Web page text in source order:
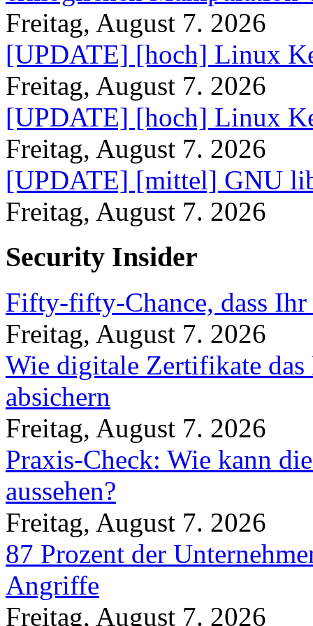
Freitag, August 7. 2026
[UPDATE] [hoch] Linux
Freitag, August 7. 2026
[UPDATE] [hoch] Linux
Freitag, August 7. 2026
[UPDATE] [mittel] GNU
Freitag, August 7. 2026
Security Insider
Fifty-fifty-Chance, dass
Freitag, August 7. 2026
Wie digitale Zertifikate
absichern
Freitag, August 7. 2026
Praxis-Check: Wie kann
aussehen?
Freitag, August 7. 2026
87 Prozent der
Angriffe
Freitag, August 7. 2026